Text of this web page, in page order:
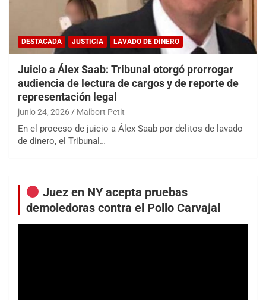
DESTACADA JUSTICIA LAVADO DE DINERO
Juicio a Álex Saab: Tribunal otorgó prorrogar
audiencia de lectura de cargos y de reporte de
representación legal
junio 24, 2026 Maibort Petit
En el proceso de juicio a Álex Saab por delitos de lavado
de dinero, el Tribunal…
Juez en NY acepta pruebas
demoledoras contra el Pollo Carvajal